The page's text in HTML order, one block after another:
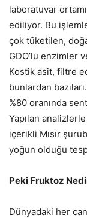
laboratuvar
ediliyor. Bu
çok tüketilen,
GDO’lu enzimler
Kostik asit, filtre
bunlardan
%80 oranında
Yapılan
içerikli Mısır
yoğun olduğu
Peki Fruktoz
Dünyadaki her